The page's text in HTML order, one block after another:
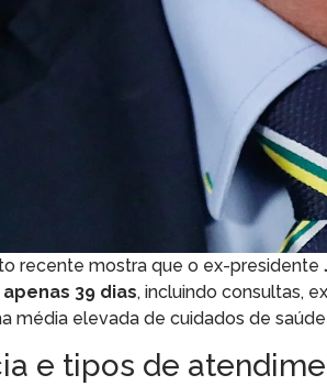
recente mostra que o ex-presidente
39 dias, incluindo consultas,
média elevada de cuidados de
e tipos de